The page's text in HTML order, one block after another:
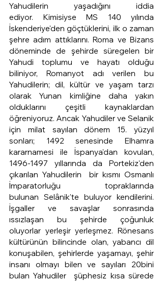
Yahudilerin yaşadığını iddia
ediyor. Kimisiyse MS 140 yılında
İskenderiye'den göçtüklerini, ilk o zaman
şehre adım attıklarını. Roma ve Bizans
döneminde de şehirde süregelen bir
Yahudi toplumu ve hayatı olduğu
biliniyor, Romanyot adı verilen bu
Yahudilerin; dil, kültür ve yaşam tarzı
olarak Yunan kimliğine daha yakın
olduklarını çeşitli kaynaklardan
öğreniyoruz. Ancak Yahudiler ve Selanik
için milat sayılan dönem 15. yüzyıl
sonları; 1492 senesinde Elhamra
kararnamesi ile İspanya'dan kovulan,
1496-1497 yıllarında da Portekiz'den
çıkarılan Yahudilerin  bir kısmı Osmanlı
İmparatorluğu topraklarında
bulunan Selânik'te buluyor kendilerini.
İşgaller ve savaşlar sonrasında
ıssızlaşan bu şehirde çoğunluk
oluyorlar yerleşir yerleşmez. Rönesans
kültürünün bilincinde olan, yabancı dil
konuşabilen, şehirlerde yaşamayı, şehir
insanı olmayı bilen ve sayıları 20bini
bulan Yahudiler  şüphesiz kısa sürede